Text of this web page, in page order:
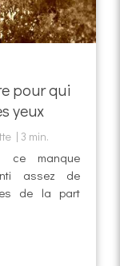
pour qui
yeux
3 min.
ce manque
assez de
de la part